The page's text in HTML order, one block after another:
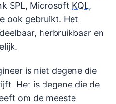
SPL, Microsoft KQL,
ook gebruikt. Het
herbruikbaar en
is niet degene die
Het is degene die de
om de meeste